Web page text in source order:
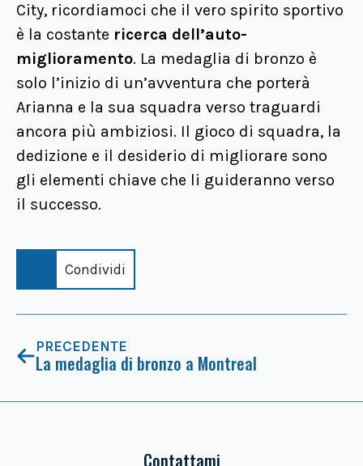
City, ricordiamoci che il vero spirito sportivo
è la costante ricerca dell’auto-
miglioramento. La medaglia di bronzo è
solo l’inizio di un’avventura che porterà
Arianna e la sua squadra verso traguardi
ancora più ambiziosi. Il gioco di squadra, la
dedizione e il desiderio di migliorare sono
gli elementi chiave che li guideranno verso
il successo.
Condividi
PRECEDENTE
La medaglia di bronzo a Montreal
Contattami